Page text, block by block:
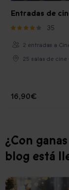
Entradas de
35
2 entradas a
25 salas de cine
16,90€
¿Con
blog está